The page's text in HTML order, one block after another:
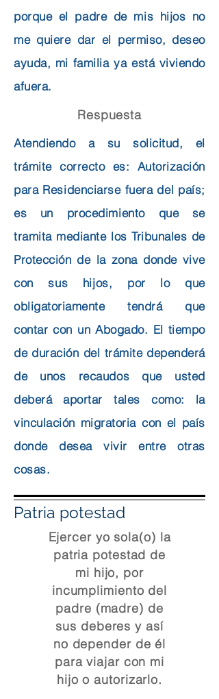
porque el padre de mis hijos no
me quiere dar el permiso, deseo
ayuda, mi familia ya está viviendo
afuera.
Respuesta
Atendiendo a su solicitud, el
trámite correcto es: Autorización
para Residenciarse fuera del país;
es un procedimiento que se
tramita mediante los Tribunales de
Protección de la zona donde vive
con sus hijos, por lo que
obligatoriamente tendrá que
contar con un Abogado. El tiempo
de duración del trámite dependerá
de unos recaudos que usted
deberá aportar tales como: la
vinculación migratoria con el país
donde desea vivir entre otras
cosas.
Patria potestad
Ejercer yo sola(o) la
patria potestad de
mi hijo, por
incumplimiento del
padre (madre) de
sus deberes y así
no depender de él
para viajar con mi
hijo o autorizarlo.